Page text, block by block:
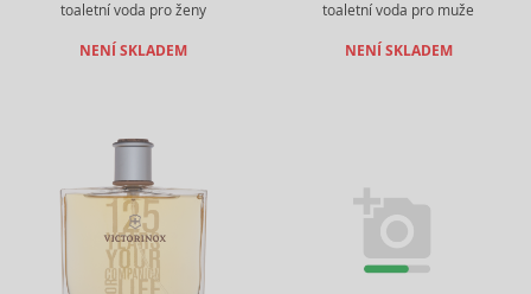
toaletní voda pro ženy
NENÍ SKLADEM
toaletní voda pro muže
NENÍ SKLADEM